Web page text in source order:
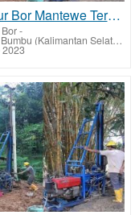
Sumur Bor Mantewe Terbaik Tarif Harga Murah
-
Tanah Bumbu (Kalimantan Selatan)